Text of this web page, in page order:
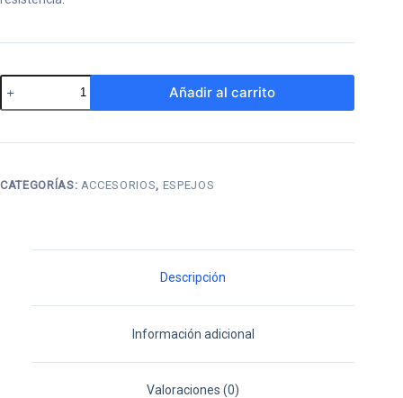
Deportivo
Universal
Añadir al carrito
CATEGORÍAS: ACCESORIOS, ESPEJOS
Descripción
Información adicional
Valoraciones (0)